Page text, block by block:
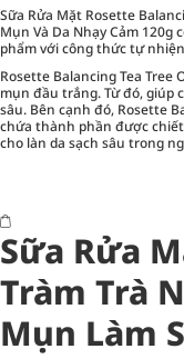
Sữa Rửa Mặt Rosette
Mụn Và Da Nhạy Cảm
phẩm với công thức tự
Rosette Balancing Tea Tree
mụn đầu trắng. Từ đó, giúp
sâu. Bên cạnh đó, Rosette
chứa thành phần được
cho làn da sạch sâu trong
Sữa Rửa
Tràm Trà
Mụn Làm